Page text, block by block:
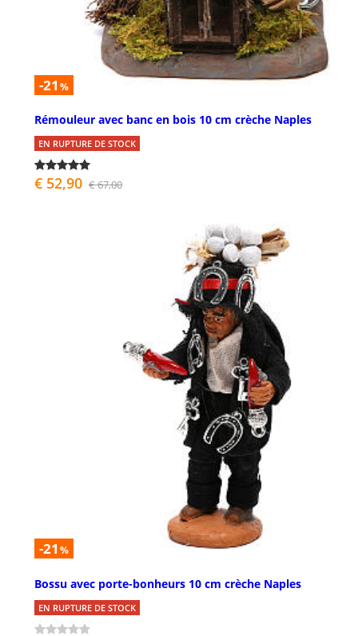
-21 %
Rémouleur avec banc en bois 10 cm crèche Naples
EN RUPTURE DE STOCK
€ 52,90 € 67,00
-21 %
Bossu avec porte-bonheurs 10 cm crèche Naples
EN RUPTURE DE STOCK